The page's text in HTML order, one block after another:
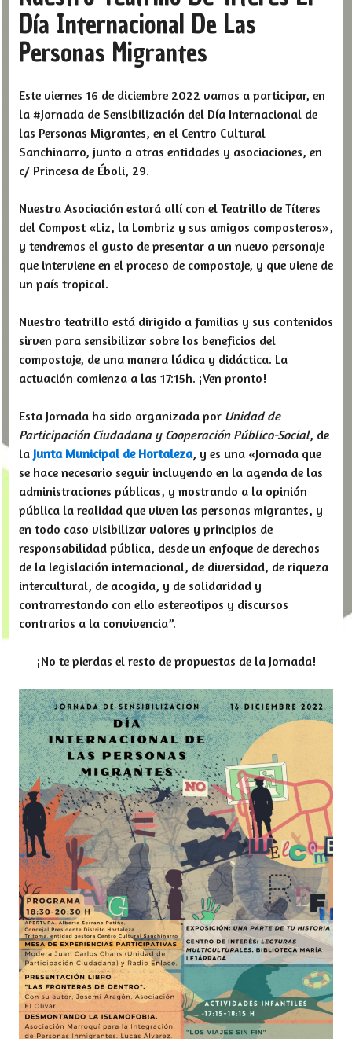
Día Internacional De Las
Personas Migrantes
Este viernes 16 de diciembre 2022 vamos a participar, en
la #Jornada de Sensibilización del Día Internacional de
las Personas Migrantes, en el Centro Cultural
Sanchinarro, junto a otras entidades y asociaciones, en
c/ Princesa de Éboli, 29.
Nuestra Asociación estará allí con el Teatrillo de Títeres
del Compost «Liz, la Lombriz y sus amigos composteros»,
y tendremos el gusto de presentar a un nuevo personaje
que interviene en el proceso de compostaje, y que viene de
un país tropical.
Nuestro teatrillo está dirigido a familias y sus contenidos
sirven para sensibilizar sobre los beneficios del
compostaje, de una manera lúdica y didáctica. La
actuación comienza a las 17:15h. ¡Ven pronto!
Esta Jornada ha sido organizada por Unidad de
Participación Ciudadana y Cooperación Público-Social, de
la Junta Municipal de Hortaleza, y es una «Jornada que
se hace necesario seguir incluyendo en la agenda de las
administraciones públicas, y mostrando a la opinión
pública la realidad que viven las personas migrantes, y
en todo caso visibilizar valores y principios de
responsabilidad pública, desde un enfoque de derechos
de la legislación internacional, de diversidad, de riqueza
intercultural, de acogida, y de solidaridad y
contrarrestando con ello estereotipos y discursos
contrarios a la convivencia”.
¡No te pierdas el resto de propuestas de la Jornada!